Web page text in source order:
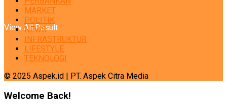
View All Result
MARKET
POLITIK
NEWS
INFRASTRUKTUR
LIFESTYLE
TEKNOLOGI
© 2025 Aspek.id | PT. Aspek Citra Media
Welcome Back!